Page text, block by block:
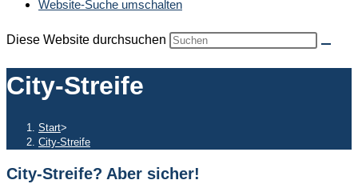
Website-Suche umschalten
Diese Website durchsuchen
City-Streife
Start>
City-Streife
City-Streife? Aber sicher!